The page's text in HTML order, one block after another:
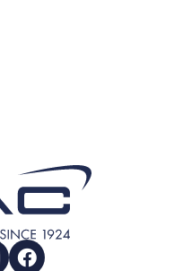
Facebook